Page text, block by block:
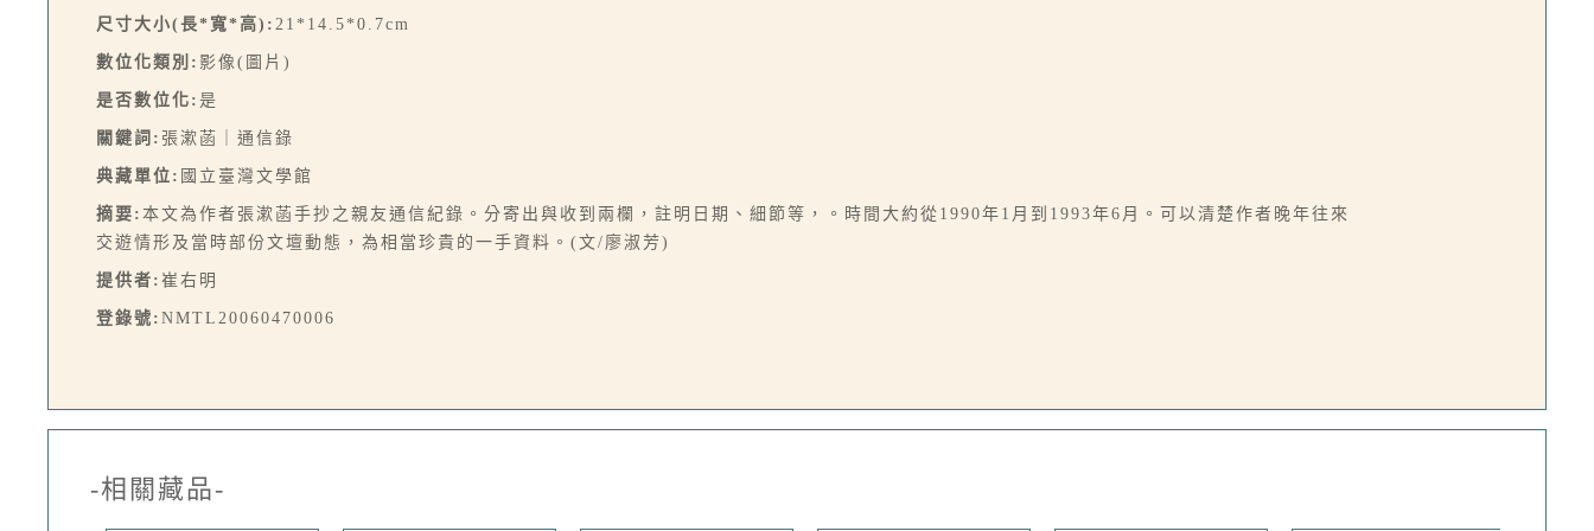
尺寸大小(長*寬*高): 21*14.5*0.7cm
數位化類別: 影像(圖片)
是否數位化: 是
關鍵詞: 張漱菡｜通信錄
典藏單位: 國立臺灣文學館
摘要: 本文為作者張漱菡手抄之親友通信紀錄。分寄出與收到兩欄，註明日期、細節等，。時間大約從1990年1月到1993年6月。可以清楚作者晚年往來
交遊情形及當時部份文壇動態，為相當珍貴的一手資料。(文/廖淑芳)
提供者: 崔右明
登錄號: NMTL20060470006
-相關藏品-